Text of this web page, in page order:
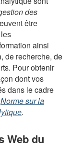
des
être
ainsi
de recherche, de
Pour obtenir
dont vos
dans le cadre
Norme sur la
.
Web du